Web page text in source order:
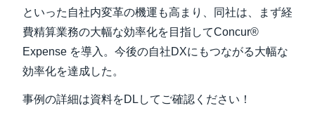
といった自社内変革の機運も高まり、同社は、まず経
費精算業務の大幅な効率化を目指してConcur®
Expense を導入。今後の自社DXにもつながる大幅な
効率化を達成した。
事例の詳細は資料をDLしてご確認ください！